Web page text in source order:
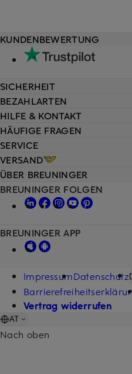
HILFE & KONTAKT
HÄUFIGE FRAGEN
SERVICE
VERSAND
KUNDENBEWERTUNG
SICHERHEIT
BEZAHLARTEN
ÜBER BREUNINGER
BREUNINGER FOLGEN
BREUNINGER APP
ImpressumDatenschutz
Vertrag widerrufen
AT
Nach oben